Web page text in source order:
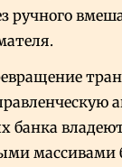
ручного
банка
массивами